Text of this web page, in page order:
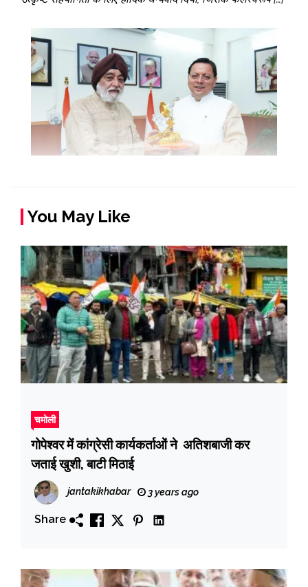
You May Like
चमोली
गोपेश्वर में कांग्रेसी कार्यकर्ताओं ने अतिशबाजी कर
जताई खुशी, बाटी मिठाई
jantakikhabar 3 years ago
Share